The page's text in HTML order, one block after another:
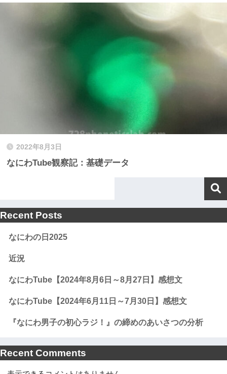
2022年8月3日
なにわTube観察記：基礎データ
Recent Posts
なにわの日2025
近況
なにわTube【2024年8月6日～8月27日】感想文
なにわTube【2024年6月11日～7月30日】感想文
『なにわ男子の初心ラジ！』の締めのあいさつの分析
Recent Comments